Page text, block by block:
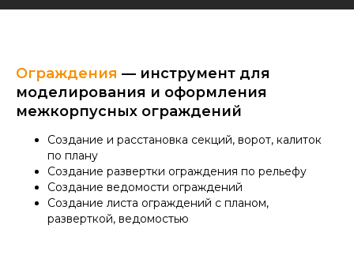
Ограждения — инструмент для
моделирования и оформления
межкорпусных ограждений
Создание и расстановка секций, ворот, калиток
по плану
Создание развертки ограждения по рельефу
Создание ведомости ограждений
Создание листа ограждений с планом,
разверткой, ведомостью